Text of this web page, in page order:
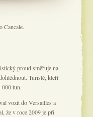
Cancale.
proud směřuje na
Turisté, kteří
000 tun.
vozit do Versailles a
že v roce 2009 je při